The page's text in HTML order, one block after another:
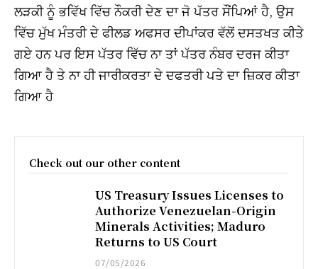
ਲੜਕੀ ਨੂੰ ਭਵਿੱਖ ਵਿੱਚ ਨੌਕਰੀ ਦੇਣ ਦਾ ਜੋ ਪੱਤਰ ਸੌਂਪਿਆਂ ਹੈ, ਉਸ
ਵਿੱਚ ਮੁੱਖ ਮੰਤਰੀ ਦੇ ਫੀਲਡ ਅਫਸਰ ਦੀਪਾਂਕਰ ਵੱਲੋਂ ਦਸਤਖਤ ਕੀਤੇ
ਗਏ ਹਨ ਪਰ ਇਸ ਪੱਤਰ ਵਿੱਚ ਨਾ ਤਾਂ ਪੱਤਰ ਨੰਬਰ ਦਰਜ ਕੀਤਾ
ਗਿਆ ਹੈ ਤੇ ਨਾ ਹੀ ਜਾਰੀਕਰਤਾ ਦੇ ਦਫਤਰੀ ਪਤੇ ਦਾ ਜ਼ਿਕਰ ਕੀਤਾ
ਗਿਆ ਹੈ
Check out our other content
US Treasury Issues Licenses to
Authorize Venezuelan-Origin
Minerals Activities; Maduro
Returns to US Court
07/05/2026